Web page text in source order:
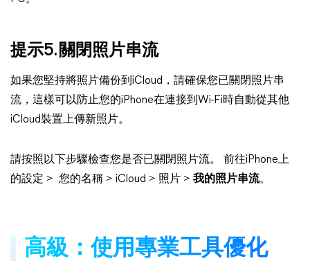
提示5. 關閉照片串流
如果您堅持將照片備份到iCloud，請確保您已關閉照片串
流，這樣可以防止您的iPhone在連接到Wi-Fi時自動從其他
iCloud裝置上傳新照片。
請按照以下步驟檢查您是否已關閉照片流。 前往iPhone上
的設定 > 您的名稱 > iCloud > 照片 > 我的照片串流。
高級：使用專業工具優化